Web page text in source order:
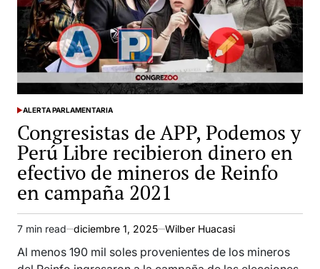
de
mineros
y
apoyan
ampliación
del
Reinfo
POSTED
IN
ALERTA PARLAMENTARIA
Congresistas de APP, Podemos y
Perú Libre recibieron dinero en
efectivo de mineros de Reinfo
en campaña 2021
Estimated
read
time
7 min read diciembre 1, 2025 Wilber Huacasi
Al menos 190 mil soles provenientes de los mineros